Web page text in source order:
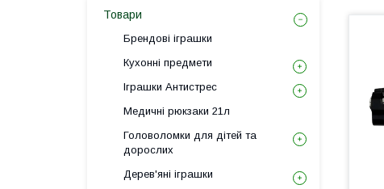
Товари
Брендові іграшки
Кухонні предмети
Іграшки Антистрес
Медичні рюкзаки 21л
Головоломки для дітей та
дорослих
Дерев'яні іграшки